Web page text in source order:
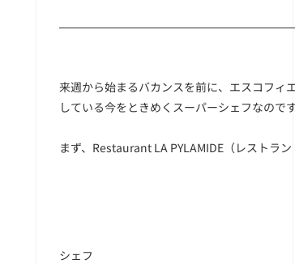
来週から始まるバカンスを前に、エスコフィ
している今をときめくスーパーシェフなのです
まず、Restaurant LA PYLAMIDE（レストラ
シェフ